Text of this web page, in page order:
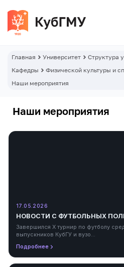
Главная Университет
Структура
Кафедры
Физической культуры и
Наши мероприятия
Наши мероприятия